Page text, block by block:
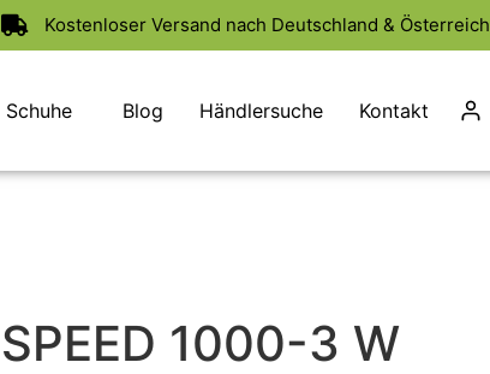
Kostenloser Versand nach Deutschland & Österreich
Schuhe Blog Händlersuche Kontakt
SPEED 1000-3 W